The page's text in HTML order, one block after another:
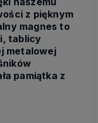
z pięknym
magnes to
tablicy
metalowej
pamiątka z